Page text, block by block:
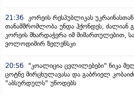
21:36
კორეის რესპუბლიკას
თანამშრომლობა უნდა ჰქონდეს, ძალიან
კორეის მხარდაჭერა იმ მიმართულებით,
ვოლოდიმირ ზელენსკი
20:56
"კოალიცია ცვლილებები" ნიკა
ცოტნე მირცხულავასა და გაბრიელ
"აბსურდულს" უწოდებს